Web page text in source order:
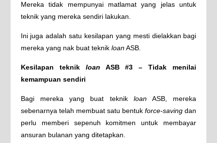
Mereka tidak mempunyai matlamat yang jelas untuk
teknik yang mereka sendiri lakukan.
Ini juga adalah satu kesilapan yang mesti dielakkan bagi
mereka yang nak buat teknik loanASB.
Kesilapan teknik loan ASB #3 – Tidak menilai
kemampuan sendiri
Bagi mereka yang buat teknik loanASB, mereka
sebenarnya telah membuat satu bentukforce-saving dan
perlu memberi sepenuh komitmen untuk membayar
ansuran bulanan yang ditetapkan.